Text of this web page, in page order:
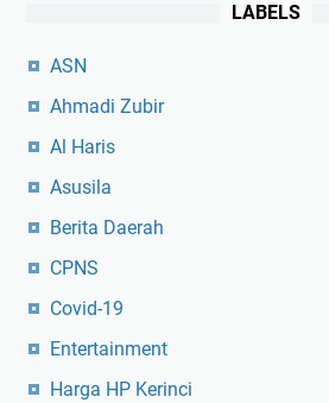
LABELS
ASN
Ahmadi Zubir
Al Haris
Asusila
Berita Daerah
CPNS
Covid-19
Entertainment
Harga HP Kerinci